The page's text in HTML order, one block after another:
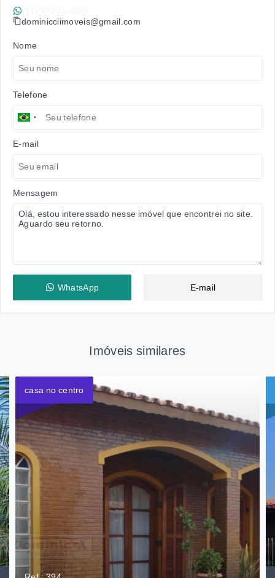
dominicciimoveis@gmail.com
Nome
Telefone
E-mail
Mensagem
WhatsApp E-mail
Imóveis similares
casa no centro